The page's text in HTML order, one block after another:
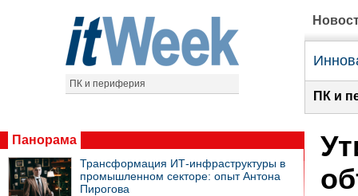
ПК и периферия
ПК и
Панорама
Трансформация ИТ-инфраструктуры в
промышленном секторе: опыт Антона
Пирогова